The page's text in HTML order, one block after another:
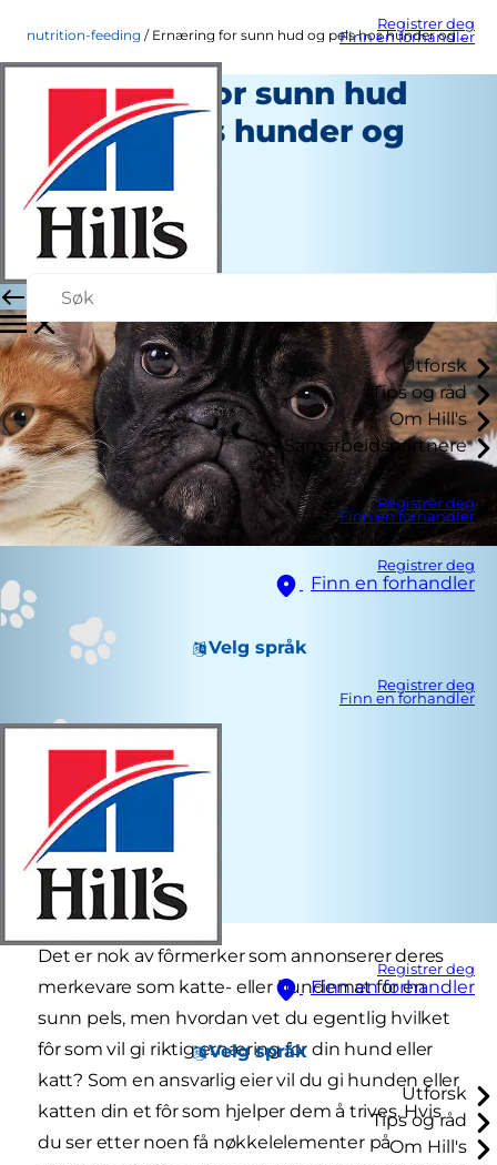
Registrer deg
Finn en forhandler
Utforsk
Tips og råd
Om Hill's
Samarbeidspartnere
Registrer deg
Finn en forhandler
Registrer deg
Finn en forhandler
Velg språk
Registrer deg
Finn en forhandler
Registrer deg
Finn en forhandler
Velg språk
Utforsk
Tips og råd
Om Hill's
nutrition-feeding Ernæring for sunn hud og pels hos hunder og katter
Ernæring for sunn hud
og pels hos hunder og
katter
Ernæring og Fôring
Chrissie Klinger
|
Det er nok av fôrmerker som annonserer deres
merkevare som katte- eller hundemat for en
sunn pels, men hvordan vet du egentlig hvilket
fôr som vil gi riktig ernæring for din hund eller
katt? Som en ansvarlig eier vil du gi hunden eller
katten din et fôr som hjelper dem å trives. Hvis
du ser etter noen få nøkkelelementer på